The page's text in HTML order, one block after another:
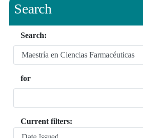
Search
Search:
for
Current filters: